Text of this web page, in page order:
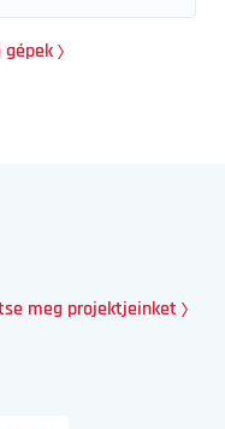
meg projektjeinket